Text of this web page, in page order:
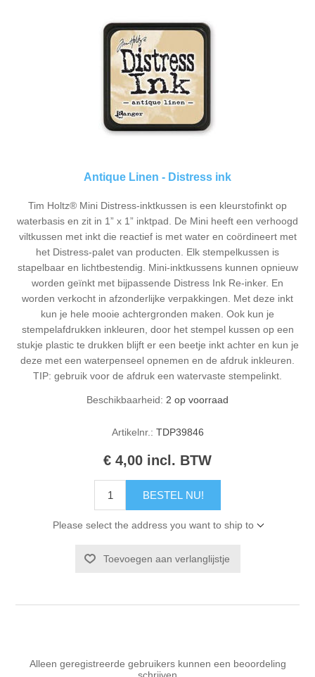
Antique Linen - Distress ink
Tim Holtz® Mini Distress-inktkussen is een kleurstofinkt op
waterbasis en zit in 1” x 1” inktpad. De Mini heeft een verhoogd
viltkussen met inkt die reactief is met water en coördineert met
het Distress-palet van producten. Elk stempelkussen is
stapelbaar en lichtbestendig. Mini-inktkussens kunnen opnieuw
worden geïnkt met bijpassende Distress Ink Re-inker. En
worden verkocht in afzonderlijke verpakkingen. Met deze inkt
kun je hele mooie achtergronden maken. Ook kun je
stempelafdrukken inkleuren, door het stempel kussen op een
stukje plastic te drukken blijft er een beetje inkt achter en kun je
deze met een waterpenseel opnemen en de afdruk inkleuren.
TIP: gebruik voor de afdruk een watervaste stempelinkt.
Beschikbaarheid: 2 op voorraad
Artikelnr.: TDP39846
€ 4,00 incl. BTW
BESTEL NU!
Please select the address you want to ship to
Toevoegen aan verlanglijstje
Alleen geregistreerde gebruikers kunnen een beoordeling
schrijven